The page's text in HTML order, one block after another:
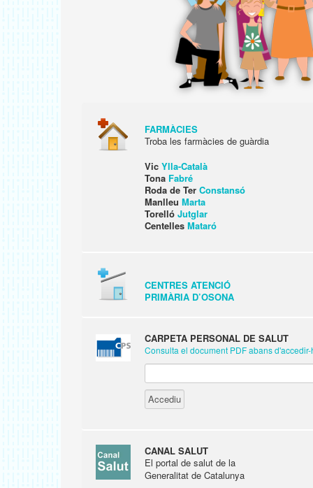
FARMÀCIES
Troba les farmàcies de guàrdia
Vic Ylla-Català
Tona Fabré
Roda de Ter Constansó
Manlleu Marta
Torelló Jutglar
Centelles Mataró
CENTRES ATENCIÓ
PRIMÀRIA D’OSONA
CARPETA PERSONAL DE SALUT
Consulta el document PDF abans
CANAL SALUT
El portal de salut de la
Generalitat de Catalunya